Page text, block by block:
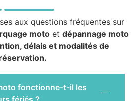
aux questions fréquentes sur
moto et dépannage moto
délais et modalités de
fonctionne-t-il les